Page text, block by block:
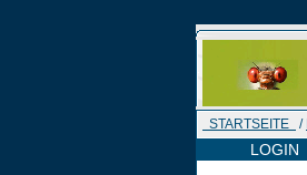
STARTSEITE /
LOGIN